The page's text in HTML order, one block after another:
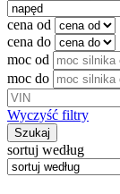
cena od
cena do
moc od
moc do
Wyczyść filtry
Szukaj
sortuj według